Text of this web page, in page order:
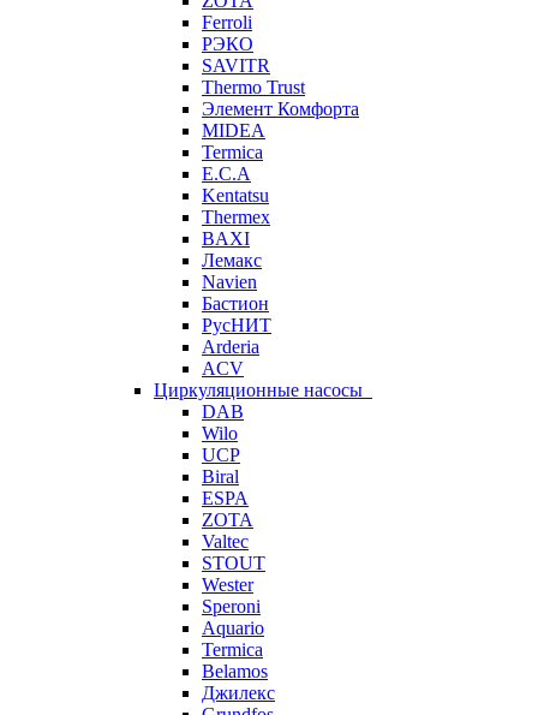
Ferroli
РЭКО
SAVITR
Thermo Trust
Элемент Комфорта
MIDEA
Termica
E.C.A
Kentatsu
Thermex
BAXI
Лемакс
Navien
Бастион
РусНИТ
Arderia
ACV
Циркуляционные насосы
DAB
Wilo
UCP
Biral
ESPA
ZOTA
Valtec
STOUT
Wester
Speroni
Aquario
Termica
Belamos
Джилекс